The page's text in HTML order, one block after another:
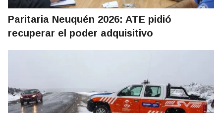
Paritaria Neuquén 2026: ATE pidió
recuperar el poder adquisitivo